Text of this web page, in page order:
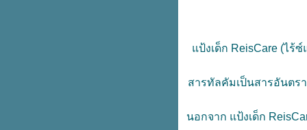
ป้งเด็ก ReisCare (ไร้
สารทัลคัมเป็นสารอันตร
นอกจาก แป้งเด็ก